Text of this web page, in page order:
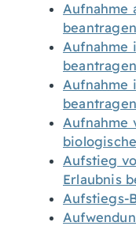
Aufnahme
beantragen
Aufnahme
beantragen
Aufnahme
beantragen
Aufnahme
Aufstieg
Erlaubnis
Aufstiegs-